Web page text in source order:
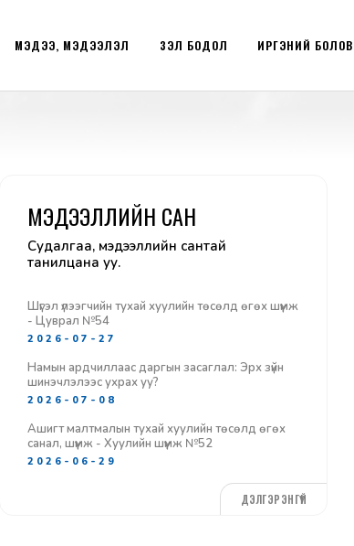
МЭДЭЭ, МЭДЭЭЛЭЛ ҮЗЭЛ БОДОЛ ИРГЭНИЙ
МЭДЭЭЛЛИЙН САН
Судалгаа, мэдээллийн сантай
танилцана уу.
Шүгэл үлээгчийн тухай хуулийн төсөлд өгөх шүүмж
- Цуврал №54
2026-07-27
Намын ардчиллаас даргын засаглал: Эрх зүйн
шинэчлэлээс ухрах уу?
2026-07-08
Ашигт малтмалын тухай хуулийн төсөлд өгөх
санал, шүүмж - Хуулийн шүүмж №52
2026-06-29
ДЭЛГЭРЭНГҮЙ